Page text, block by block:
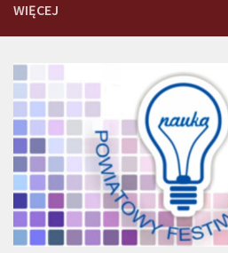
WIĘCEJ